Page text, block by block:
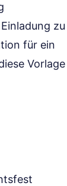
zu
für ein
Vorlage